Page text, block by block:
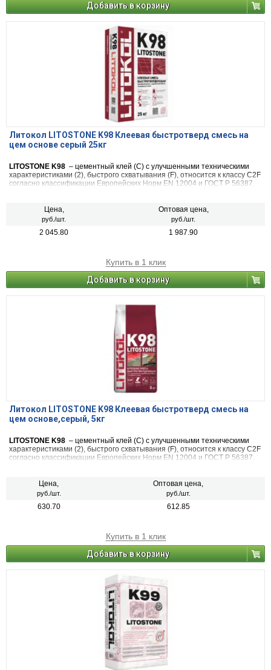
Добавить в корзину
Литокол LITOSTONE K98 Клеевая быстротверд смесь на
цем основе серый 25кг
LITOSTONE K98 – цементный клей (С) с улучшенными техническими
характеристиками (2), быстрого схватывания (F), относится к классу C2F
согласно классификации Европейских Норм EN 12004 и ГОСТ Р 56387.
Цена,
руб./шт.
Оптовая цена,
руб./шт.
2 045.80 1 987.90
Купить в 1 клик
Добавить в корзину
Литокол LITOSTONE K98 Клеевая быстротверд смесь на
цем основе,серый, 5кг
LITOSTONE K98 – цементный клей (С) с улучшенными техническими
характеристиками (2), быстрого схватывания (F), относится к классу C2F
согласно классификации Европейских Норм EN 12004 и ГОСТ Р 56387.
Цена,
руб./шт.
Оптовая цена,
руб./шт.
630.70 612.85
Купить в 1 клик
Добавить в корзину